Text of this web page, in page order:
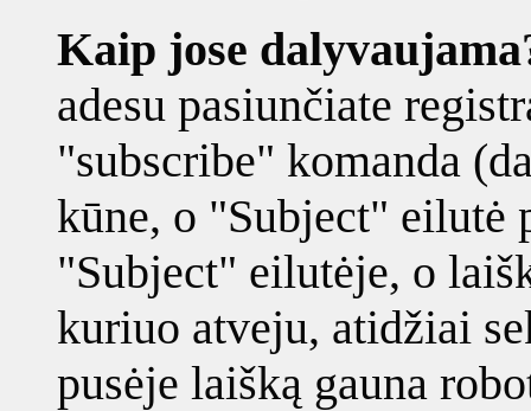
Kaip jose
adesu pasiunčiate
"subscribe" komanda
kūne, o "Subject" eilutė
"Subject" eilutėje, o
kuriuo atveju, atidžiai
pusėje laišką gauna